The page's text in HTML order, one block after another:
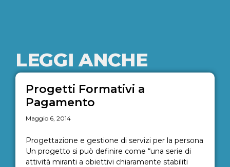
LEGGI ANCHE
Progetti Formativi a
Pagamento
Maggio 6, 2014
Progettazione e gestione di servizi per la persona
Un progetto si può definire come “una serie di
attività miranti a obiettivi chiaramente stabiliti